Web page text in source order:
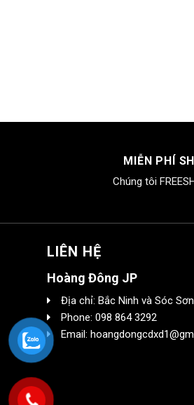
MIỄN PHÍ
Chúng tôi
LIÊN HỆ
Hoàng Đông JP
Địa chỉ: Bắc Ninh và Sóc
Phone: 098 864 3292
Email: